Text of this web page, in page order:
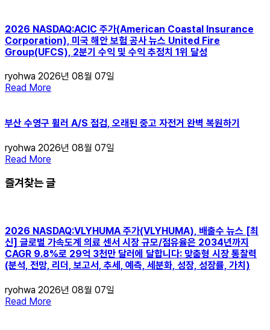
2026 NASDAQ:ACIC 주가(American Coastal Insurance
Corporation), 미국 해안 보험 공사 뉴스 United Fire
Group(UFCS), 2분기 수익 및 수익 추정치 1위 달성
ryohwa 2026년 08월 07일
Read More
부산 수영구 휠러 A/S 점검, 오래된 중고 자전거 완벽 복원하기
ryohwa 2026년 08월 07일
Read More
즐겨찾는 글
2026 NASDAQ:VLYHUMA 주가(VLYHUMA), 배출수 뉴스 [최
신] 글로벌 가속도계 의료 센서 시장 규모/점유율은 2034년까지
CAGR 9.8%로 29억 3천만 달러에 달합니다: 맞춤형 시장 통찰력
(분석, 전망, 리더, 보고서, 추세, 예측, 세분화, 성장, 성장률, 가치)
ryohwa 2026년 08월 07일
Read More